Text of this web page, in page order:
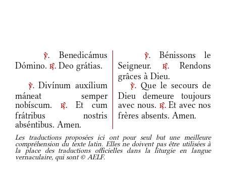
v.
Benedicámus
Dómino. r. Deo grátias.
v.
Bénissons le
Seigneur.
r.Rendons
grâces à Dieu.
v.Divínum auxílium
máneat semper
nobíscum.
r.
Et cum
frátribus nostris
abséntibus. Amen.
v. Que le secours de
Dieu demeure toujours
avec nous. r.Et avec nos
frères absents. Amen.
Les traductions proposées ici ont pour seul but une meilleure
compréhension du texte latin. Elles ne doivent pas être utilisées à
la place des traductions officielles dans la liturgie en langue
vernaculaire, qui sont © AELF.